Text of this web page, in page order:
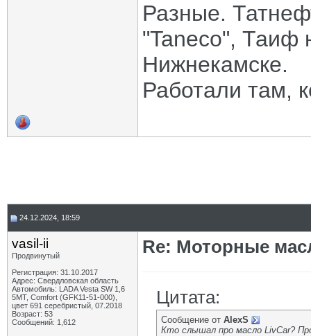
Разные.
"Taneco", Таиф
Нижнекамске.
Работали там,
24.12.2024, 18:59
vasil-ii
Продвинутый
Регистрация: 31.10.2017
Адрес: Свердловская область
Автомобиль: LADA Vesta SW 1,6
5МТ, Comfort (GFK11-51-000),
цвет 691 серебристый, 07.2018
Возраст: 53
Сообщений: 1,612
Re: Моторные
Цитата:
Сообщение от AlexS
Кто слышал про масло LivСar?